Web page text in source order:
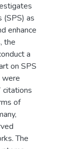
as
enhance
the
a
on SPS
were
citations
of
The